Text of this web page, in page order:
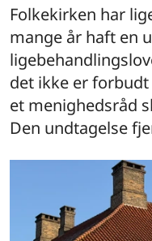
Folkekirken har
mange år haft en
det ikke er
et menighedsråd
Den undtagelse